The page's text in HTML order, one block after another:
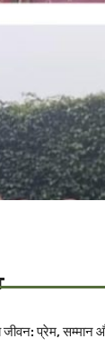
जीवन: प्रेम, सम्मान